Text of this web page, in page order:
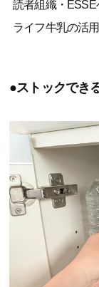
「牛乳をちょっ